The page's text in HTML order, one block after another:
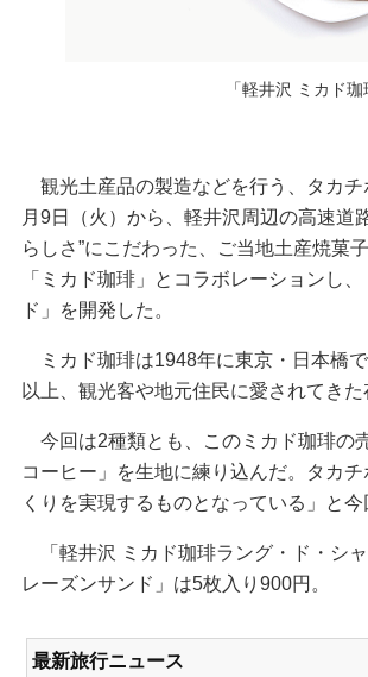
「軽井沢 ミカド
観光土産品の製造などを行う、タカ
月9日（火）から、軽井沢周辺の高速道
らしさ”にこだわった、ご当地土産焼菓
「ミカド珈琲」とコラボレーションし
ド」を開発した。
ミカド珈琲は1948年に東京・日本橋
以上、観光客や地元住民に愛されてき
今回は2種類とも、このミカド珈琲の
コーヒー」を生地に練り込んだ。タカ
くりを実現するものとなっている」と
「軽井沢 ミカド珈琲ラング・ド・シ
レーズンサンド」は5枚入り900円。
最新旅行ニュース